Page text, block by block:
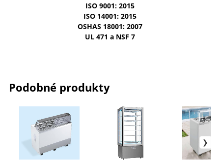
ISO 9001: 2015
ISO 14001: 2015
OSHAS 18001: 2007
UL 471 a NSF 7
Podobné produkty